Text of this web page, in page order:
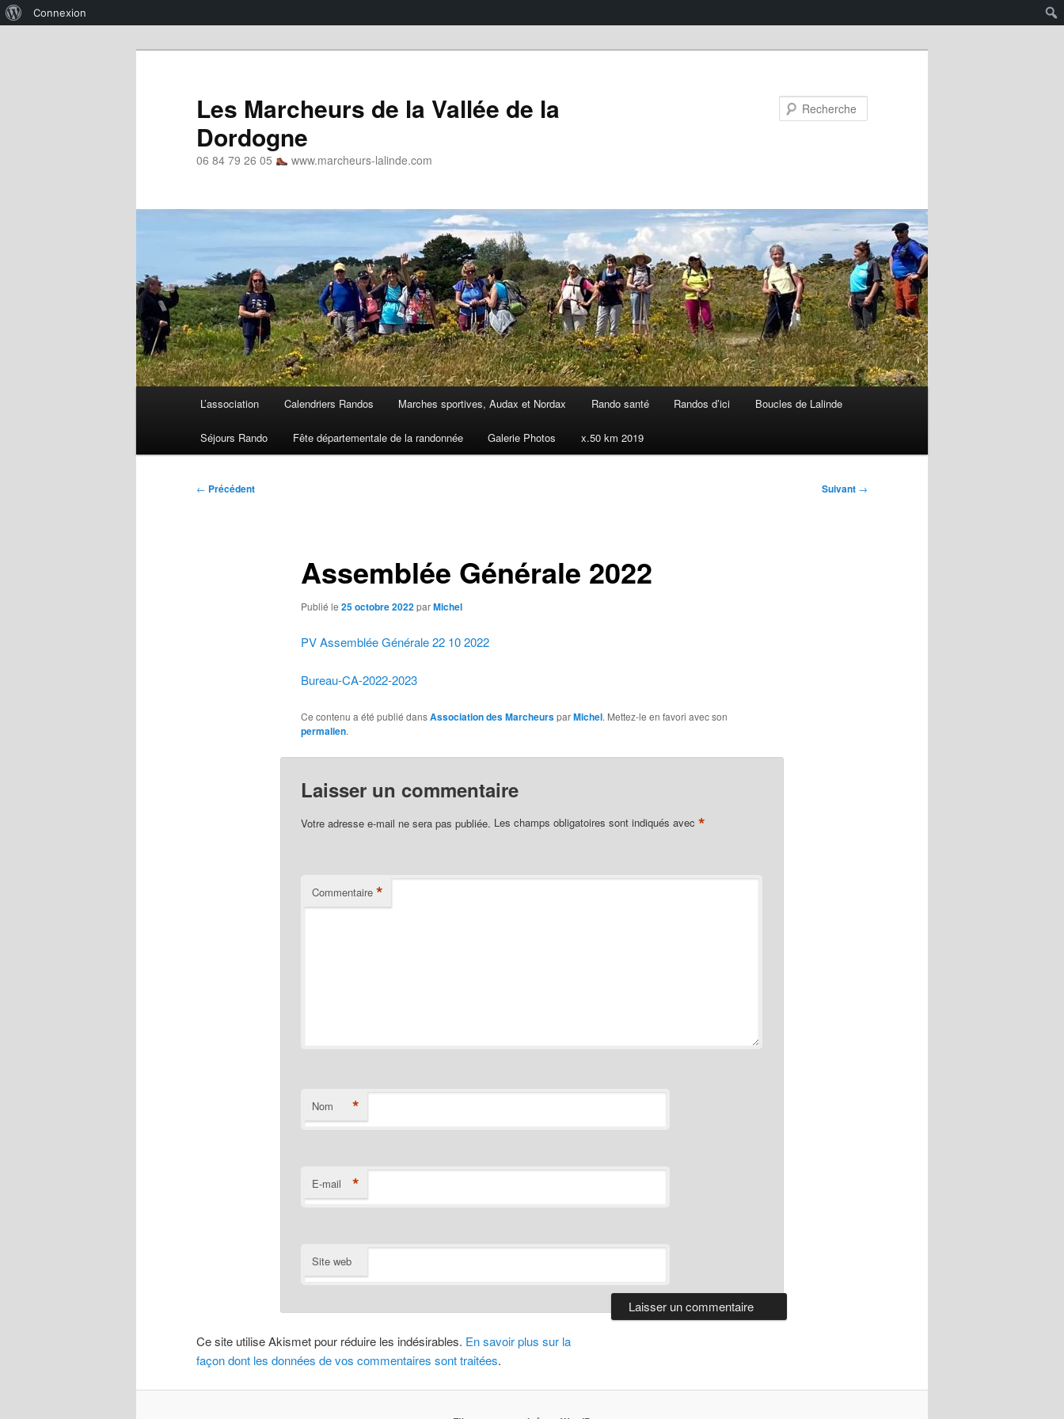
Connexion
Les Marcheurs de la Vallée de la
Dordogne
06 84 79 26 05 www.marcheurs-lalinde.com
L’association Calendriers Randos Marches sportives, Audax et Nordax Rando santé Randos d’ici Boucles de Lalinde
Séjours Rando Fête départementale de la randonnée Galerie Photos x.50 km 2019
Navigation
← Précédent Suivant →
Assemblée Générale 2022
Publié le 25 octobre 2022parMichel
PV Assemblée Générale 22 10 2022
Bureau-CA-2022-2023
Ce contenu a été publié dansAssociation des MarcheursparMichel. Mettez-le en favori avec son
permalien.
Laisser un commentaire
Votre adresse e-mail ne sera pas publiée. Les champs obligatoires sont indiqués avec *
Commentaire *
Nom *
E-mail *
Site web
Ce site utilise Akismet pour réduire les indésirables. En savoir plus sur la
façon dont les données de vos commentaires sont traitées.